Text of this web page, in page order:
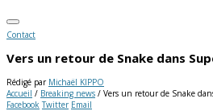
Contact
Vers un retour de Snake dans
Rédigé par Michaël KIPPO
Accueil / Breaking news / Vers un retour de Snake
Facebook Twitter Email